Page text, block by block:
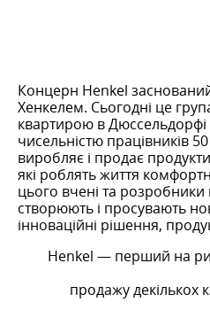
Концерн Henkel
Хенкелем. Сьогодні це
квартирою в Дюссельдорфі
чисельністю працівників
виробляє і продає
які роблять життя
цього вчені та розробники
створюють і просувають
інноваційні рішення,
Henkel — перший на
продажу декількох